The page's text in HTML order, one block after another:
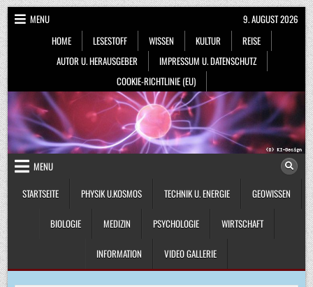
Skip
to
content
MENU
HOME
LESESTOFF WISSEN KULTUR
REISE
AUTOR U. HERAUSGEBER
IMPRESSUM U. DATENSCHUTZ
COOKIE-RICHTLINIE (EU)
9. AUGUST 2026
MENU
STARTSEITE
PHYSIK U.KOSMOS TECHNIK U. ENERGIE GEOWISSEN
BIOLOGIE MEDIZIN PSYCHOLOGIE WIRTSCHAFT
INFORMATION VIDEO GALLERIE